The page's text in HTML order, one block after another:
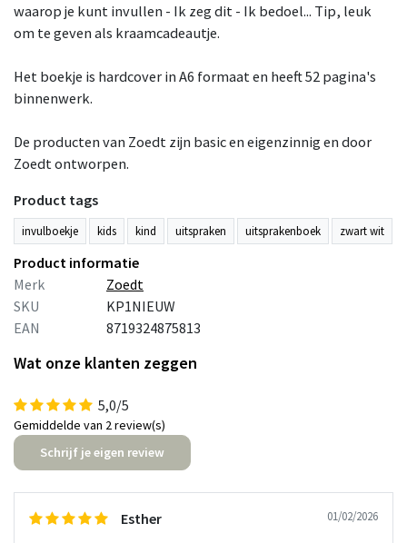
waarop je kunt invullen - Ik zeg dit - Ik bedoel... Tip, leuk
om te geven als kraamcadeautje.
Het boekje is hardcover in A6 formaat en heeft 52 pagina's
binnenwerk.
De producten van Zoedt zijn basic en eigenzinnig en door
Zoedt ontworpen.
Product tags
invulboekje kids kind uitspraken uitsprakenboek zwart wit
Product informatie
Merk
Zoedt
SKU
KP1NIEUW
EAN
8719324875813
Wat onze klanten zeggen
5,0/5
Gemiddelde van 2 review(s)
Schrijf je eigen review
Esther 01/02/2026